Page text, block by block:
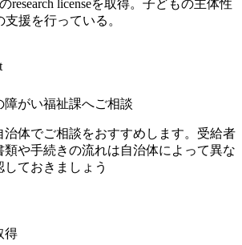
research licenseを取得。子どもの主体性
援を行っている。
障がい福祉課へご相談
治体でご相談をおすすめします。受給者
や手続きの流れは自治体によって異な
ておきましょう
得